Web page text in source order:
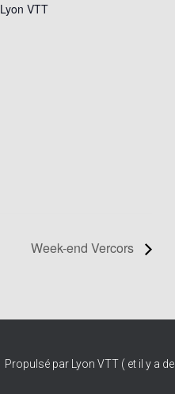
Lyon VTT
Week-end Vercors
Propulsé par Lyon VTT ( et il y a